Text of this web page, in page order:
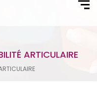
ARTICULAIRE